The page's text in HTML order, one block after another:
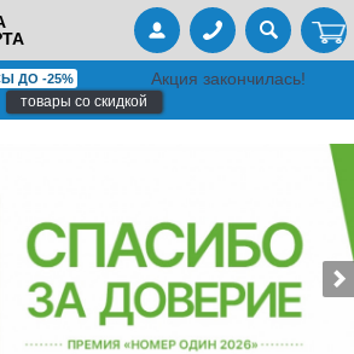
ДО -25% Акция закончилась!
товары со скидкой